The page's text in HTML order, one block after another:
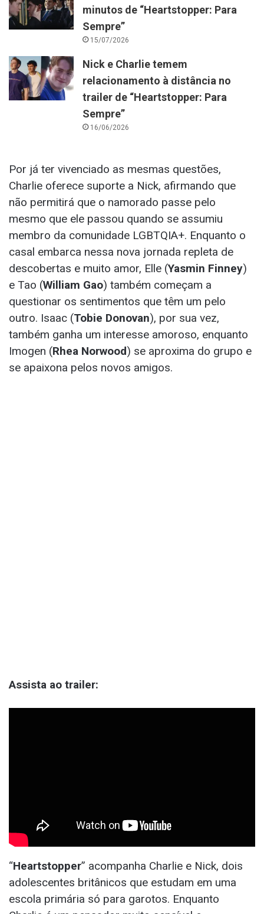
minutos de “Heartstopper: Para
Sempre”
15/07/2026
Nick e Charlie temem
relacionamento à distância no
trailer de “Heartstopper: Para
Sempre”
16/06/2026
Por já ter vivenciado as mesmas questões,
Charlie oferece suporte a Nick, afirmando que
não permitirá que o namorado passe pelo
mesmo que ele passou quando se assumiu
membro da comunidade LGBTQIA+. Enquanto o
casal embarca nessa nova jornada repleta de
descobertas e muito amor, Elle (Yasmin Finney)
e Tao (William Gao) também começam a
questionar os sentimentos que têm um pelo
outro. Isaac (Tobie Donovan), por sua vez,
também ganha um interesse amoroso, enquanto
Imogen (Rhea Norwood) se aproxima do grupo e
se apaixona pelos novos amigos.
Assista ao trailer:
“Heartstopper” acompanha Charlie e Nick, dois
adolescentes britânicos que estudam em uma
escola primária só para garotos. Enquanto